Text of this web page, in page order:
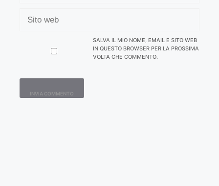
WEB
SALVA IL MIO NOME, EMAIL E SITO WEB
IN QUESTO BROWSER PER LA PROSSIMA
VOLTA CHE COMMENTO.